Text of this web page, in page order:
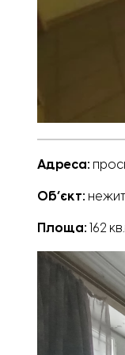
Адреса:
Обʼєкт:
Площа: 162